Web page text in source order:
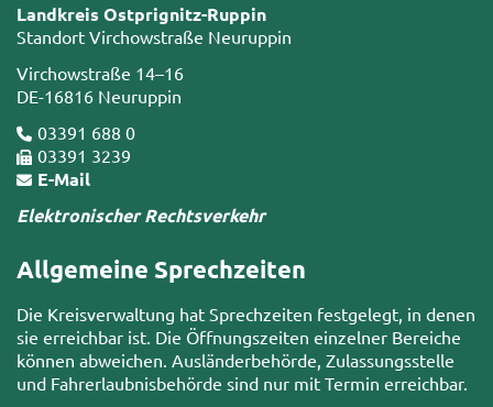
Landkreis Ostprignitz-Ruppin
Standort Virchowstraße Neuruppin
Virchowstraße 14–16
DE-16816 Neuruppin
03391 688 0
03391 3239
E-Mail
Elektronischer Rechtsverkehr
Allgemeine Sprechzeiten
Die Kreisverwaltung hat Sprechzeiten festgelegt, in denen
sie erreichbar ist. Die Öffnungszeiten einzelner Bereiche
können abweichen. Ausländerbehörde, Zulassungsstelle
und Fahrerlaubnisbehörde sind nur mit Termin erreichbar.